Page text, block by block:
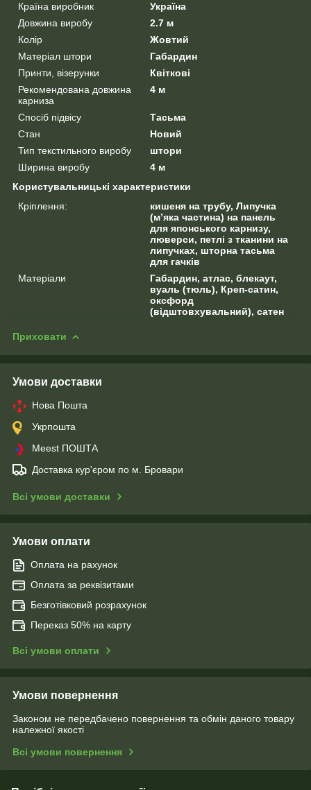
Країна виробник
Україна
Довжина виробу
2.7 м
Колір
Жовтий
Матеріал штори
Габардин
Принти, візерунки
Квіткові
Рекомендована довжина
карниза
4 м
Спосіб підвісу
Тасьма
Стан
Новий
Тип текстильного виробу
штори
Ширина виробу
4 м
Користувальницькі характеристики
Кріплення:
кишеня на трубу, Липучка
(м’яка частина) на панель
для японського карнизу,
люверси, петлі з тканини на
липучках, шторна тасьма
для гачків
Матеріали
Габардин, атлас, блекаут,
вуаль (тюль), Креп-сатин,
оксфорд
(відштовхувальний), сатен
Приховати
Умови доставки
Нова Пошта
Укрпошта
Meest ПОШТА
Доставка кур'єром по м. Бровари
Всі умови доставки
Умови оплати
Оплата на рахунок
Оплата за реквізитами
Безготівковий розрахунок
Переказ 50% на карту
Всі умови оплати
Умови повернення
Законом не передбачено повернення та обмін даного товару
належної якості
Всі умови повернення